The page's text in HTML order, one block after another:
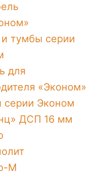
тумбы серии
для
«Эконом»
Эконом
ДСП 16 мм
М